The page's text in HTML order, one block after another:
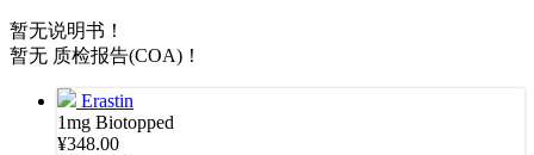
暂无说明书！
暂无 质检报告(COA)！
Erastin
1mg Biotopped
¥348.00